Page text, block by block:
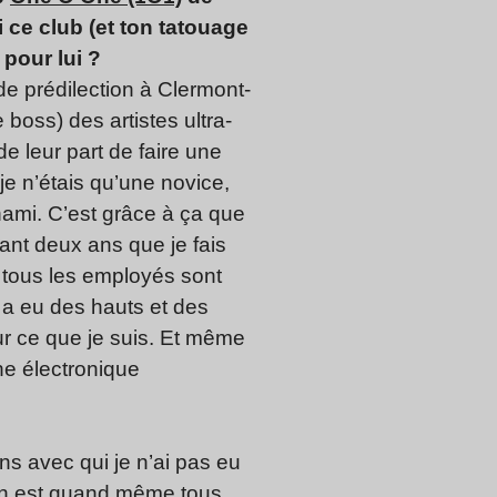
ce club (et ton tatouage
pour lui ?
prédilection à Clermont-
boss) des artistes ultra-
leur part de faire une
n’étais qu’une novice,
C’est grâce à ça que
deux ans que je fais
les employés sont
eu des hauts et des
ce que je suis. Et même
électronique
avec qui je n’ai pas eu